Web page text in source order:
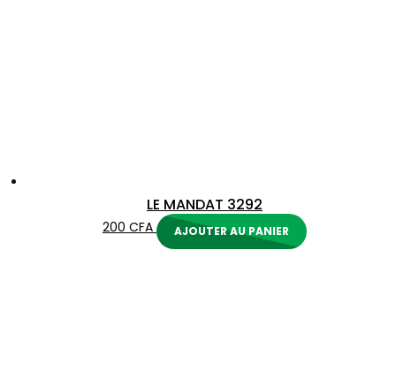
LE MANDAT 3292
200 CFA AJOUTER AU PANIER